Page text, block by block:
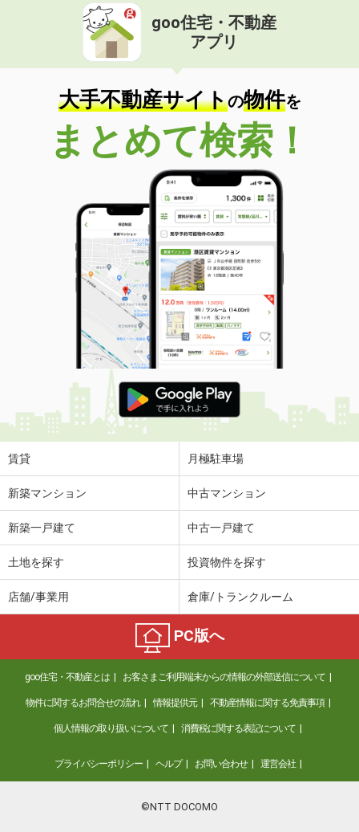
goo住宅・不動産
アプリ
大手不動産サイトの物件を
まとめて検索！
賃貸 月極駐車場
新築マンション 中古マンション
新築一戸建て 中古一戸建て
土地を探す 投資物件を探す
店舗/事業用 倉庫/トランクルーム
PC版へ
goo住宅・不動産とは お客さまご利用端末からの情報の外部送信について
物件に関するお問合せの流れ 情報提供元 不動産情報に関する免責事項
個人情報の取り扱いについて 消費税に関する表記について
プライバシーポリシー ヘルプ お問い合わせ 運営会社
©NTT DOCOMO